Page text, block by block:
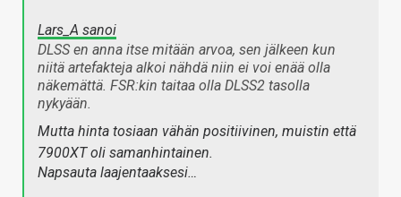
Lars_A sanoi
DLSS en anna itse mitään arvoa, sen jälkeen kun
niitä artefakteja alkoi nähdä niin ei voi enää olla
näkemättä. FSR:kin taitaa olla DLSS2 tasolla
nykyään.
Mutta hinta tosiaan vähän positiivinen, muistin että
7900XT oli samanhintainen.
Napsauta laajentaaksesi…